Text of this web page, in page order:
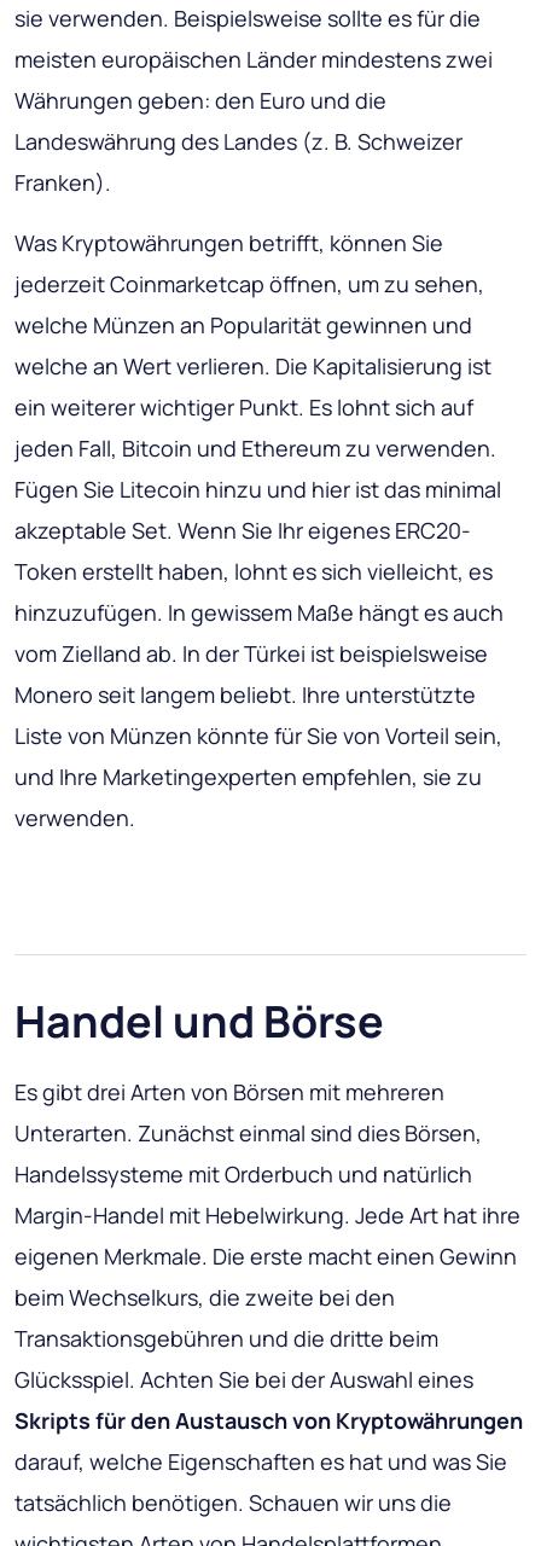
sie verwenden. Beispielsweise sollte es für die
meisten europäischen Länder mindestens zwei
Währungen geben: den Euro und die
Landeswährung des Landes (z. B. Schweizer
Franken).
Was Kryptowährungen betrifft, können Sie
jederzeit Coinmarketcap öffnen, um zu sehen,
welche Münzen an Popularität gewinnen und
welche an Wert verlieren. Die Kapitalisierung ist
ein weiterer wichtiger Punkt. Es lohnt sich auf
jeden Fall, Bitcoin und Ethereum zu verwenden.
Fügen Sie Litecoin hinzu und hier ist das minimal
akzeptable Set. Wenn Sie Ihr eigenes ERC20-
Token erstellt haben, lohnt es sich vielleicht, es
hinzuzufügen. In gewissem Maße hängt es auch
vom Zielland ab. In der Türkei ist beispielsweise
Monero seit langem beliebt. Ihre unterstützte
Liste von Münzen könnte für Sie von Vorteil sein,
und Ihre Marketingexperten empfehlen, sie zu
verwenden.
Handel und Börse
Es gibt drei Arten von Börsen mit mehreren
Unterarten. Zunächst einmal sind dies Börsen,
Handelssysteme mit Orderbuch und natürlich
Margin-Handel mit Hebelwirkung. Jede Art hat ihre
eigenen Merkmale. Die erste macht einen Gewinn
beim Wechselkurs, die zweite bei den
Transaktionsgebühren und die dritte beim
Glücksspiel. Achten Sie bei der Auswahl eines
Skripts für den Austausch von Kryptowährungen
darauf, welche Eigenschaften es hat und was Sie
tatsächlich benötigen. Schauen wir uns die